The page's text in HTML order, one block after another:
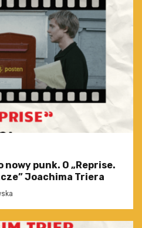
nowy punk. O „Reprise.
Joachima Triera